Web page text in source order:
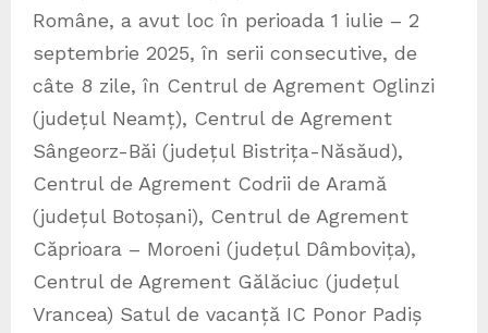
Române, a avut loc în perioada 1 iulie – 2
septembrie 2025, în serii consecutive, de
câte 8 zile, în Centrul de Agrement Oglinzi
(județul Neamț), Centrul de Agrement
Sângeorz-Băi (județul Bistrița-Năsăud),
Centrul de Agrement Codrii de Aramă
(județul Botoșani), Centrul de Agrement
Căprioara – Moroeni (județul Dâmbovița),
Centrul de Agrement Gălăciuc (județul
Vrancea) Satul de vacanță IC Ponor Padiș